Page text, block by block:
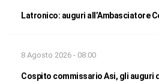
Latronico: auguri all’Ambasciatore
8 Agosto 2026 - 08:00
Cospito commissario Asi, gli auguri